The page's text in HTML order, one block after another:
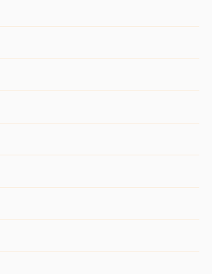
梱してお届けします。
ドクリーム（ピンクグ
ドクリーム（